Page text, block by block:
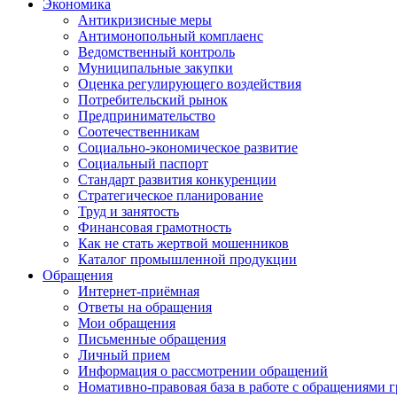
Экономика
Антикризисные меры
Антимонопольный комплаенс
Ведомственный контроль
Муниципальные закупки
Оценка регулирующего воздействия
Потребительский рынок
Предпринимательство
Соотечественникам
Социально-экономическое развитие
Социальный паспорт
Стандарт развития конкуренции
Стратегическое планирование
Труд и занятость
Финансовая грамотность
Как не стать жертвой мошенников
Каталог промышленной продукции
Обращения
Интернет-приёмная
Ответы на обращения
Мои обращения
Письменные обращения
Личный прием
Информация о рассмотрении обращений
Номативно-правовая база в работе с обращениями